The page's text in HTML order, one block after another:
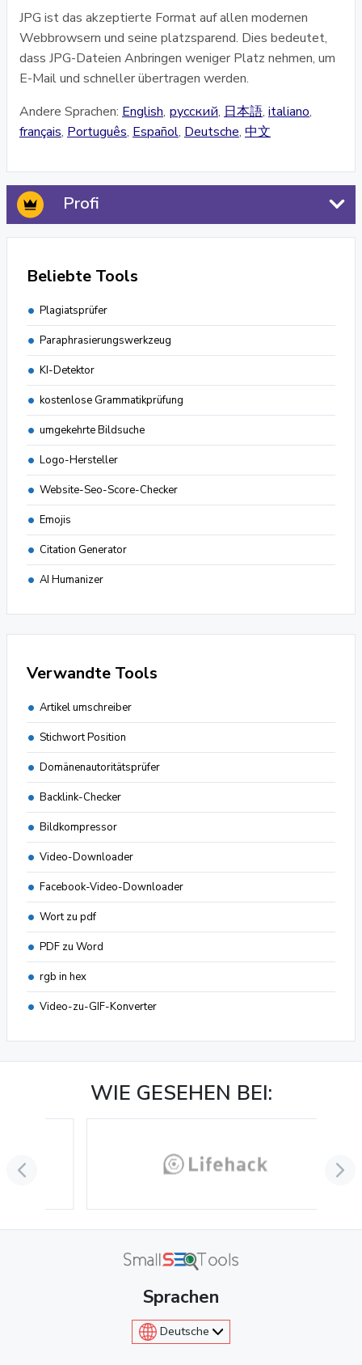
JPG ist das akzeptierte Format auf allen modernen
Webbrowsern und seine platzsparend. Dies bedeutet,
dass JPG-Dateien Anbringen weniger Platz nehmen, um
E-Mail und schneller übertragen werden.
Andere Sprachen: English, русский, 日本語, italiano,
français, Português, Español, Deutsche, 中文
Profi
Beliebte Tools
Plagiatsprüfer
Paraphrasierungswerkzeug
KI-Detektor
kostenlose Grammatikprüfung
umgekehrte Bildsuche
Logo-Hersteller
Website-Seo-Score-Checker
Emojis
Citation Generator
AI Humanizer
Verwandte Tools
Artikel umschreiber
Stichwort Position
Domänenautoritätsprüfer
Backlink-Checker
Bildkompressor
Video-Downloader
Facebook-Video-Downloader
Wort zu pdf
PDF zu Word
rgb in hex
Video-zu-GIF-Konverter
WIE GESEHEN BEI:
Sprachen
Deutsche